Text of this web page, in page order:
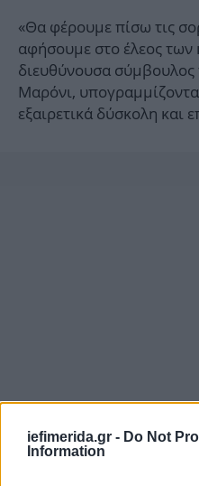
iefimerida.gr - Do Not
Information
«Θα φέρουμε πίσω τις
αφήσουμε στο έλεος
διευθύνουσα
Μαρόνι,
εξαιρετικά δύσκολη και